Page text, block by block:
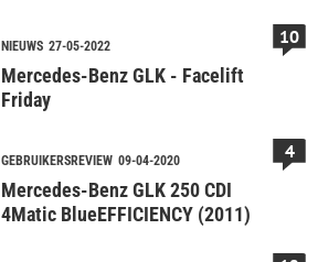
NIEUWS 27-05-2022
Mercedes-Benz GLK - Facelift
Friday
10
GEBRUIKERSREVIEW 09-04-2020
Mercedes-Benz GLK 250 CDI
4Matic BlueEFFICIENCY (2011)
4